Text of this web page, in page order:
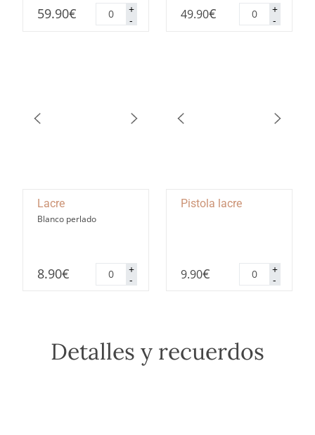
59.90€ -
Sello
relieve
Leibovitz
+ 49.90€ -
Sello
lacre
Leibovitz
+
Lacre
Blanco perlado
8.90€ -
Lacre
cantidad
+
Pistola lacre
9.90€ -
Pistola
lacre
cantidad
+
Detalles y recuerdos